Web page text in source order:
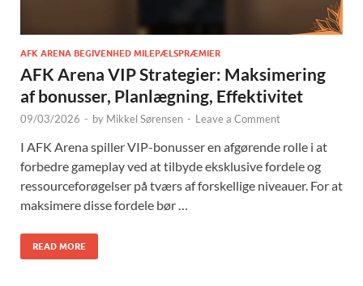
AFK ARENA BEGIVENHED MILEPÆLSPRÆMIER
AFK Arena VIP Strategier: Maksimering
af bonusser, Planlægning, Effektivitet
09/03/2026 - by Mikkel Sørensen - Leave a Comment
I AFK Arena spiller VIP-bonusser en afgørende rolle i at
forbedre gameplay ved at tilbyde eksklusive fordele og
ressourceforøgelser på tværs af forskellige niveauer. For at
maksimere disse fordele bør …
READ MORE